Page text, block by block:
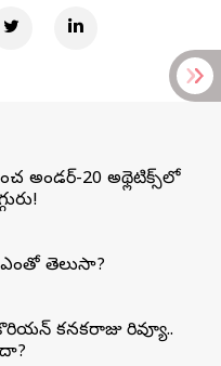
అండర్-20 అథ్లెటిక్స్‌లో
ఎంతో తెలుసా?
కనకరాజు రివ్యూ..